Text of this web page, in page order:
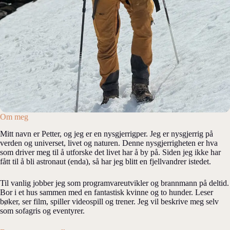
Om meg
Mitt navn er Petter, og jeg er en nysgjerrigper. Jeg er nysgjerrig på
verden og universet, livet og naturen. Denne nysgjerrigheten er hva
som driver meg til å utforske det livet har å by på. Siden jeg ikke har
fått til å bli astronaut (enda), så har jeg blitt en fjellvandrer istedet.
Til vanlig jobber jeg som programvareutvikler og brannmann på deltid.
Bor i et hus sammen med en fantastisk kvinne og to hunder. Leser
bøker, ser film, spiller videospill og trener. Jeg vil beskrive meg selv
som sofagris og eventyrer.